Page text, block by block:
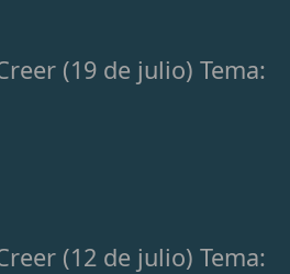
(19 de julio) Tema:
(12 de julio) Tema: